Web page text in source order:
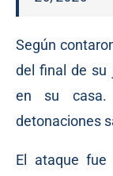
Según
del final de su
en su casa.
detonaciones
El ataque